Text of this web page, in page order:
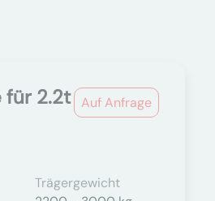
Auf Anfrage
für 2.2t
Trägergewicht